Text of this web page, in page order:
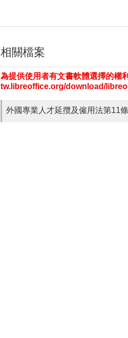
相關檔案
為提供使用者有文書軟體選擇的權
tw.libreoffice.org/download/
外國專業人才延攬及僱用法第11